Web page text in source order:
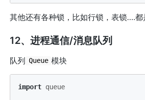
其他还有各种锁，比如行锁，表锁….
12、进程通信/消息队列
队列 Queue 模块
import queue